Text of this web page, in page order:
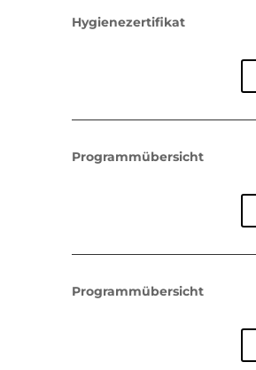
Hygienezertifikat
Programmübersicht
Programmübersicht